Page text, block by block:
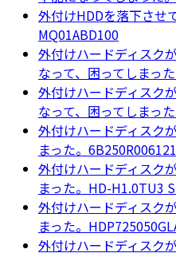
外付けHDDを落下させ
MQ01ABD100
外付けハードディスク
なって、困ってしまっ
外付けハードディスク
なって、困ってしまっ
外付けハードディスク
まった。
外付けハードディスク
まった。HD-H1.0TU3
外付けハードディスク
まった。
外付けハードディスク